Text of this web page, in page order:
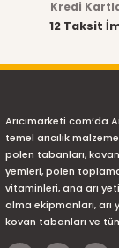
Kredi
12 Taksit
Arıcımarketi.com’da
temel arıcılık
polen tabanları,
yemleri, polen toplama
vitaminleri, ana arı
alma ekipmanları, arı
kovan tabanları ve